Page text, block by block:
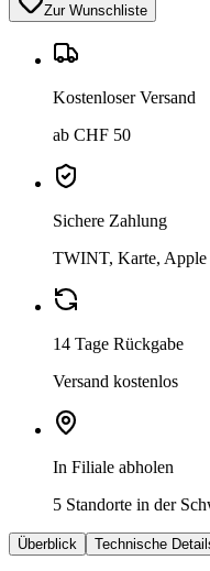
Zur Wunschliste
Kostenloser Versand
ab CHF 50
Sichere Zahlung
TWINT, Karte, Apple
14 Tage Rückgabe
Versand kostenlos
In Filiale abholen
5 Standorte in der
Überblick Technische